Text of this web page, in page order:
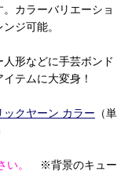
カラーバリエーショ
ジ可能。
形などに手芸ボンド
テムに大変身！
ックヤーン カラー （単
。
※背景のキュー